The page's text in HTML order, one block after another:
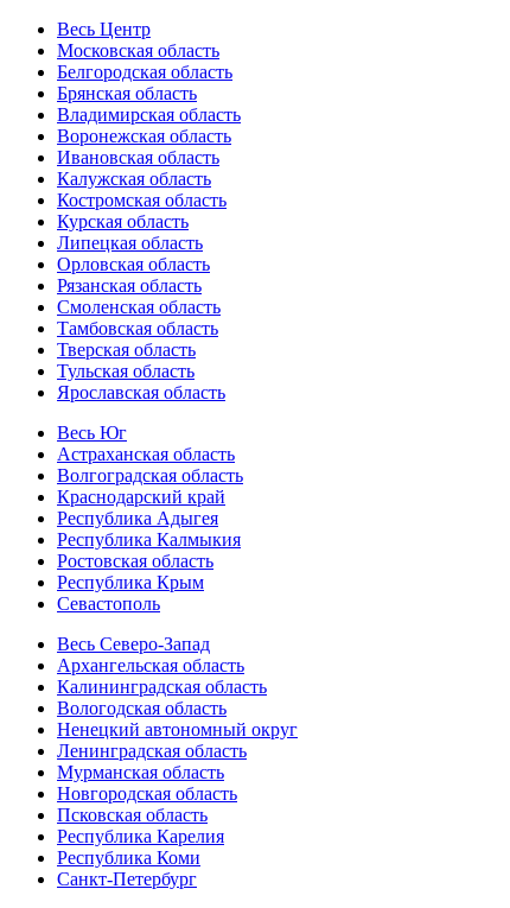
Весь Центр
Московская область
Белгородская область
Брянская область
Владимирская область
Воронежская область
Ивановская область
Калужская область
Костромская область
Курская область
Липецкая область
Орловская область
Рязанская область
Смоленская область
Тамбовская область
Тверская область
Тульская область
Ярославская область
Весь Юг
Астраханская область
Волгоградская область
Краснодарский край
Республика Адыгея
Республика Калмыкия
Ростовская область
Республика Крым
Севастополь
Весь Северо-Запад
Архангельская область
Калининградская область
Вологодская область
Ненецкий автономный округ
Ленинградская область
Мурманская область
Новгородская область
Псковская область
Республика Карелия
Республика Коми
Санкт-Петербург